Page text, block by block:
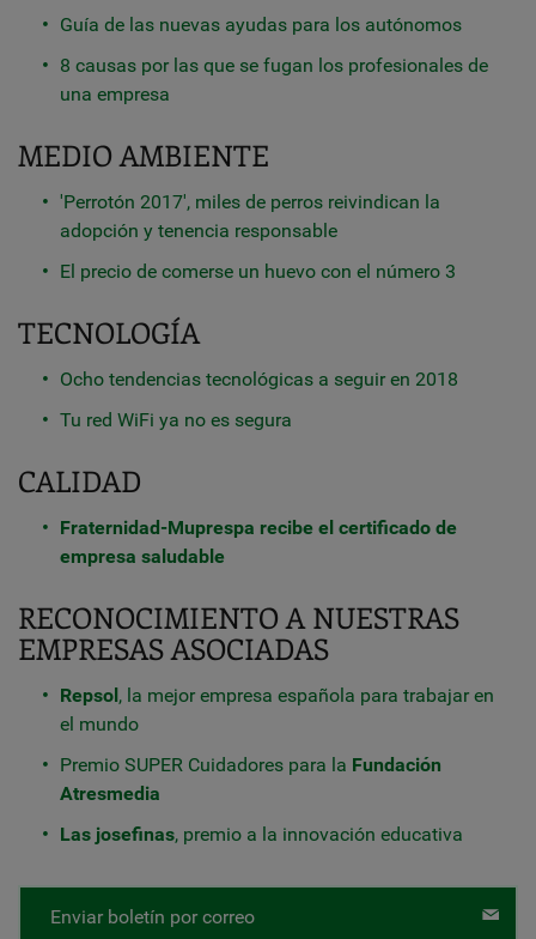
Guía de las nuevas ayudas para los autónomos
8 causas por las que se fugan los profesionales de
una empresa
MEDIO AMBIENTE
'Perrotón 2017', miles de perros reivindican la
adopción y tenencia responsable
El precio de comerse un huevo con el número 3
TECNOLOGÍA
Ocho tendencias tecnológicas a seguir en 2018
Tu red WiFi ya no es segura
CALIDAD
Fraternidad-Muprespa recibe el certificado de
empresa saludable
RECONOCIMIENTO A NUESTRAS
EMPRESAS ASOCIADAS
Repsol, la mejor empresa española para trabajar en
el mundo
Premio SUPER Cuidadores para la Fundación
Atresmedia
Las josefinas, premio a la innovación educativa
Enviar boletín por correo